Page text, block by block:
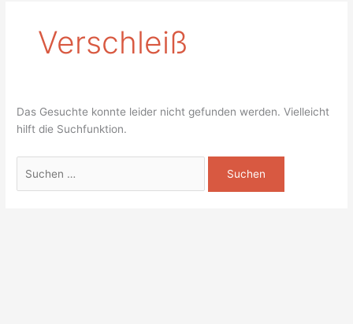
Verschleiß
Das Gesuchte konnte leider nicht gefunden werden. Vielleicht
hilft die Suchfunktion.